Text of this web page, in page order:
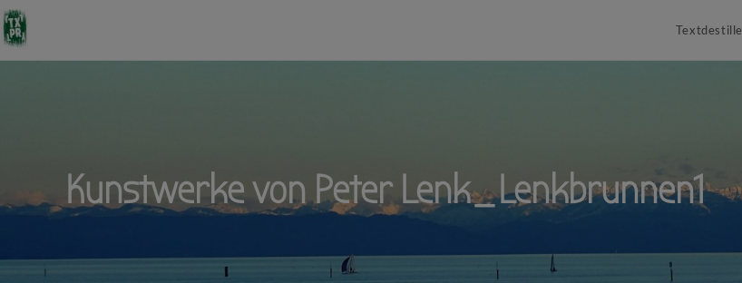
Textdestille
Kunstwerke von Peter Lenk_Lenkbrunnen1